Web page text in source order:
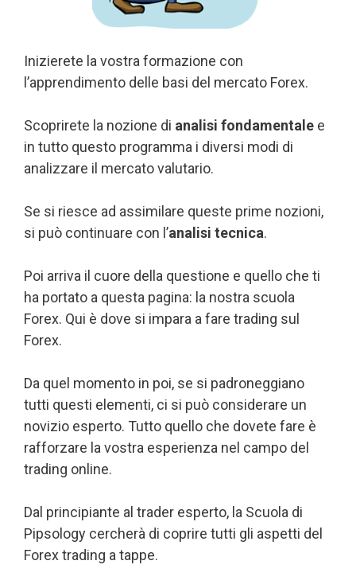
Inizierete la vostra formazione con
l’apprendimento delle basi del mercato Forex.
Scoprirete la nozione di analisi fondamentale e
in tutto questo programma i diversi modi di
analizzare il mercato valutario.
Se si riesce ad assimilare queste prime nozioni,
si può continuare con l’analisi tecnica.
Poi arriva il cuore della questione e quello che ti
ha portato a questa pagina: la nostra scuola
Forex. Qui è dove si impara a fare trading sul
Forex.
Da quel momento in poi, se si padroneggiano
tutti questi elementi, ci si può considerare un
novizio esperto. Tutto quello che dovete fare è
rafforzare la vostra esperienza nel campo del
trading online.
Dal principiante al trader esperto, la Scuola di
Pipsology cercherà di coprire tutti gli aspetti del
Forex trading a tappe.